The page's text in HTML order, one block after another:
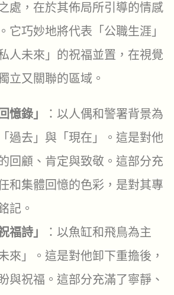
處，在於其佈局所引導的情感
它巧妙地將代表「公職生涯」
人未來」的祝福並置，在視覺
立又關聯的區域。
憶錄」
：以人偶和警署背景為
過去」與「現在」。這是對他
回顧、肯定與致敬。這部分充
和集體回憶的色彩，是對其專
記。
福詩」
：以魚缸和飛鳥為主
來」。這是對他卸下重擔後，
與祝福。這部分充滿了寧靜、